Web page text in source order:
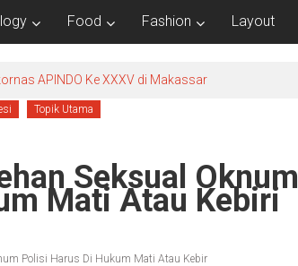
Food Fashion Layout
APINDO Ke XXXV di Makassar
Topik Utama
Seksual Oknum
Mati Atau Kebiri
Polisi Harus Di Hukum Mati Atau Kebir